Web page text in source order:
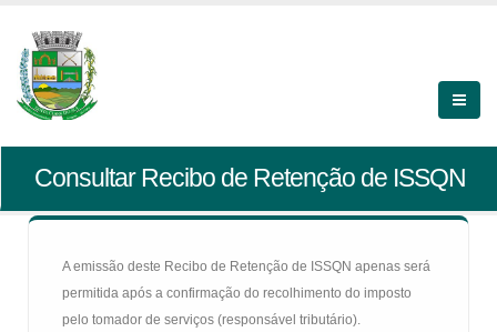
Consultar Recibo de Retenção de ISSQN
A emissão deste Recibo de Retenção de ISSQN apenas será
permitida após a confirmação do recolhimento do imposto
pelo tomador de serviços (responsável tributário).